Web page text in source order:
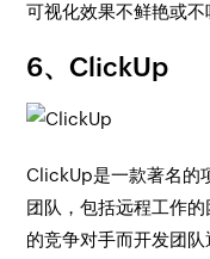
可视化效果不鲜艳或不
6、ClickUp
ClickUp是一款著名的
团队，包括远程工作
的竞争对手而开发团